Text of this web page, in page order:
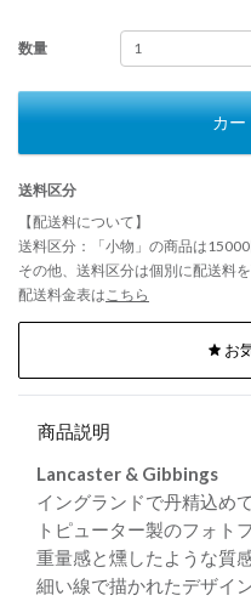
数量
カー
送料区分
【配送料について】
送料区分：「小物」の商品は
その他、送料区分は個別に配送料を
配送料金表は こちら
お
商品説明
Lancaster & Gibbings
イングランドで丹精込め
トピューター製のフォト
重量感と燻したような質
細い線で描かれたデザイ